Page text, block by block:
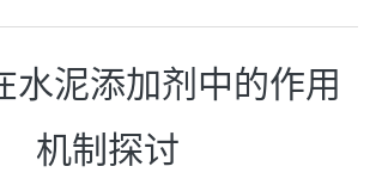
水泥添加剂中的作用
机制探讨